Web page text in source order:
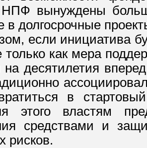
НПФ вынуждены
в долгосрочные
если инициатива
только как мера
на десятилетия
в
этого властям
средствами и
рисков.